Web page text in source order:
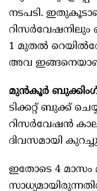
നടപടി.
1 മുതല്‍
അവ
മുൻകൂർ ബുക്കിംഗ്
ടിക്കറ്റ് ബുക്ക്
റിസർവേഷൻ
ദിവസമായി
ഇതോടെ 4